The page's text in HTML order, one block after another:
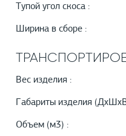
Тупой угол скоса :
Ширина в сборе :
Вес изделия :
Габариты изделия
Объем (м3) :